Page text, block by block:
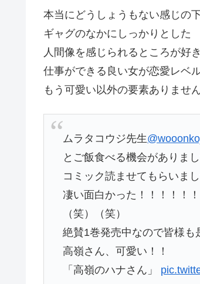
本当にどうしょうもない感じの
ギャグのなかにしっかりとした
人間像を感じられるところが好き
仕事ができる良い女が恋愛レベ
もう可愛い以外の要素ありませ
ムラタコウジ先生
とご飯食べる機会がありまし
コミック読ませてもらいまし
凄い面白かった！！！！！！
（笑）（笑）
絶賛1巻発売中なので皆様も
高嶺さん、可愛い！！
「高嶺のハナさん」